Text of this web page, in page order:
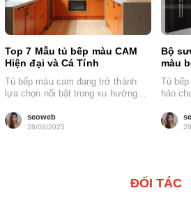
Top 7 Mẫu tủ bếp màu CAM
Hiện đại và Cá Tính
Tủ bếp màu cam đang trở thành
lựa chọn nổi bật trong xu hướng
seoweb
28/08/2025
Bộ
màu
Giá tốt
Tủ
hảo
ĐỐI TÁC